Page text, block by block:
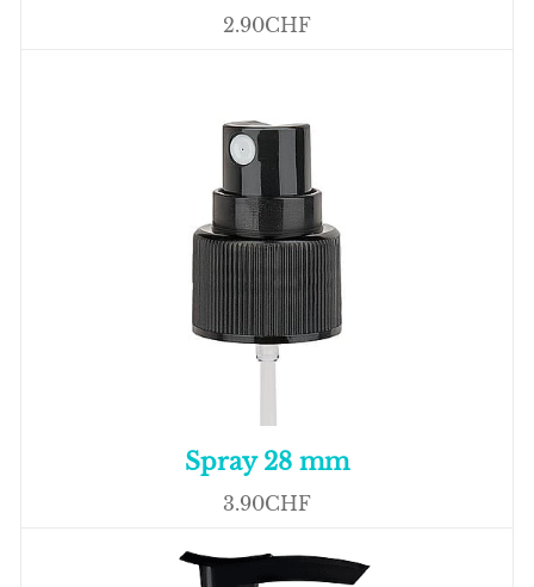
2.90CHF
Spray 28 mm
3.90CHF